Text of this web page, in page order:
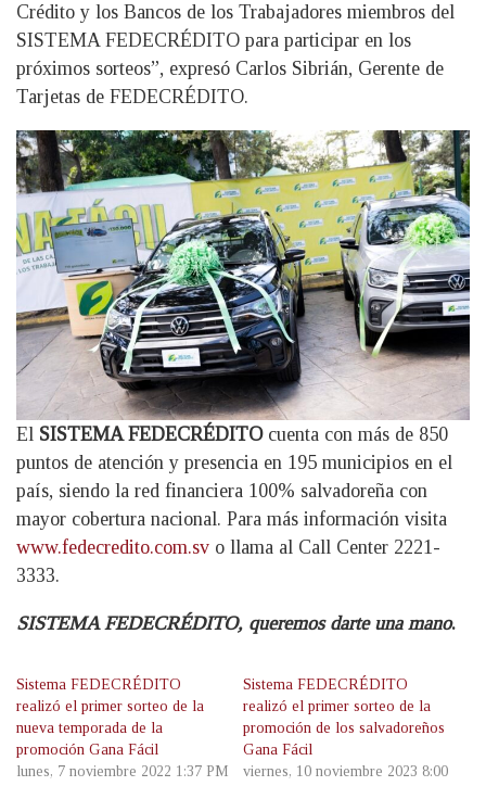
Crédito y los Bancos de los Trabajadores miembros del
SISTEMA FEDECRÉDITO para participar en los
próximos sorteos”, expresó Carlos Sibrián, Gerente de
Tarjetas de FEDECRÉDITO.
El SISTEMA FEDECRÉDITOcuenta con más de 850
puntos de atención y presencia en 195 municipios en el
país, siendo la red financiera 100% salvadoreña con
mayor cobertura nacional. Para más información visita
www.fedecredito.com.sv o llama al Call Center 2221-
3333.
SISTEMA FEDECRÉDITO, queremos darte una mano.
Sistema FEDECRÉDITO
realizó el primer sorteo de la
nueva temporada de la
promoción Gana Fácil
lunes, 7 noviembre 2022 1:37 PM
Sistema FEDECRÉDITO
realizó el primer sorteo de la
promoción de los salvadoreños
Gana Fácil
viernes, 10 noviembre 2023 8:00